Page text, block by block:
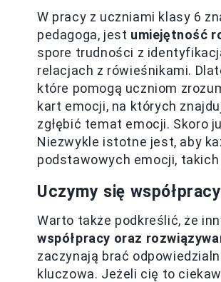
W pracy z uczniami klasy 6
pedagoga, jest umiejętność
spore trudności z
relacjach z rówieśnikami.
które pomogą uczniom
kart emocji, na których
zgłębić temat emocji. Skoro
Niezwykle istotne jest, aby
podstawowych emocji,
Uczymy się
Warto także podkreślić, że
współpracy oraz
zaczynają brać
kluczowa. Jeżeli cię to